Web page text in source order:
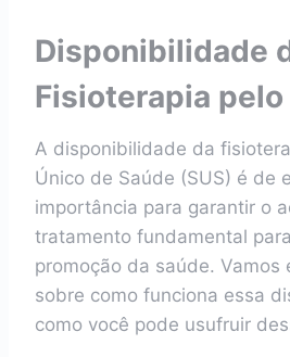
Disponibilidade
Fisioterapia pelo
A disponibilidade da
Único de Saúde (SUS) é de
importância para garantir o
tratamento fundamental
promoção da saúde. Vamos
sobre como funciona essa
como você pode usufruir